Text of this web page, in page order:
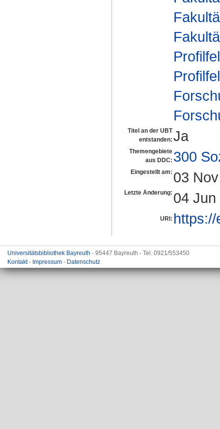
Titel an der UBT
entstanden: Ja
Themengebiete
aus DDC: 300
Eingestellt am: 03
Letzte Änderung: 04
URI:
Universitätsbibliothek Bayreuth - 95447 Bayreuth - Tel. 0921/553450
Kontakt- Impressum - Datenschutz